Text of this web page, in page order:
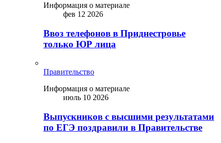
Информация о материале
фев 12 2026
Ввоз телефонов в Приднестровье
только ЮР лица
Правительство
Информация о материале
июль 10 2026
Выпускников с высшими результатами
по ЕГЭ поздравили в Правительстве